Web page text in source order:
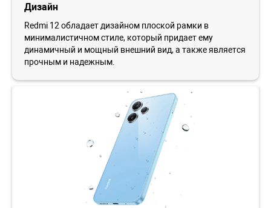
Дизайн
Redmi 12 обладает дизайном плоской рамки в
минималистичном стиле, который придает ему
динамичный и мощный внешний вид, а также является
прочным и надежным.